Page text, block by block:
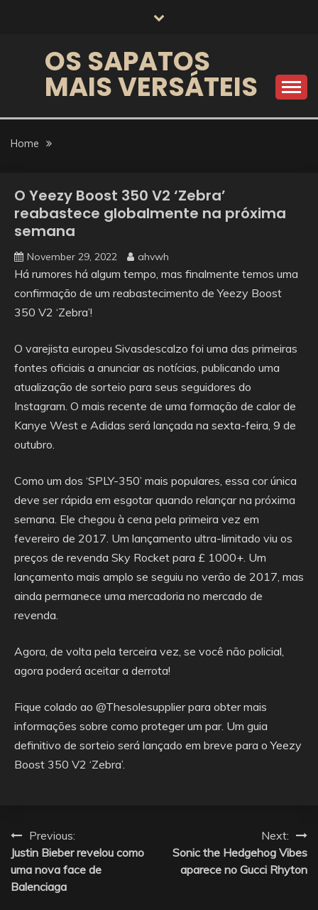
OS SAPATOS
MAIS VERSÁTEIS
Home
O Yeezy Boost 350 V2 ‘Zebra’
reabastece globalmente na próxima
semana
November 29, 2022 ahvwh
Há rumores há algum tempo, mas finalmente temos uma
confirmação de um reabastecimento de Yeezy Boost
350 V2 ‘Zebra’!
O varejista europeu Sivasdescalzo foi uma das primeiras
fontes oficiais a anunciar as notícias, publicando uma
atualização de sorteio para seus seguidores do
Instagram. O mais recente de uma formação de calor de
Kanye West e Adidas será lançada na sexta-feira, 9 de
outubro.
Como um dos ‘SPLY-350’ mais populares, essa cor única
deve ser rápida em esgotar quando relançar na próxima
semana. Ele chegou à cena pela primeira vez em
fevereiro de 2017. Um lançamento ultra-limitado viu os
preços de revenda Sky Rocket para £ 1000+. Um
lançamento mais amplo se seguiu no verão de 2017, mas
ainda permanece uma mercadoria no mercado de
revenda.
Agora, de volta pela terceira vez, se você não policial,
agora poderá aceitar a derrota!
Fique colado ao @Thesolesupplier para obter mais
informações sobre como proteger um par. Um guia
definitivo de sorteio será lançado em breve para o Yeezy
Boost 350 V2 ‘Zebra’.
Post
navigation
Previous:
Justin Bieber revelou como
uma nova face de
Balenciaga
Next:
Sonic the Hedgehog Vibes
aparece no Gucci Rhyton